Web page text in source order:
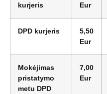
kurjeris
Eur
DPD kurjeris
5,50
Eur
Mokėjimas
pristatymo
metu DPD
7,00
Eur